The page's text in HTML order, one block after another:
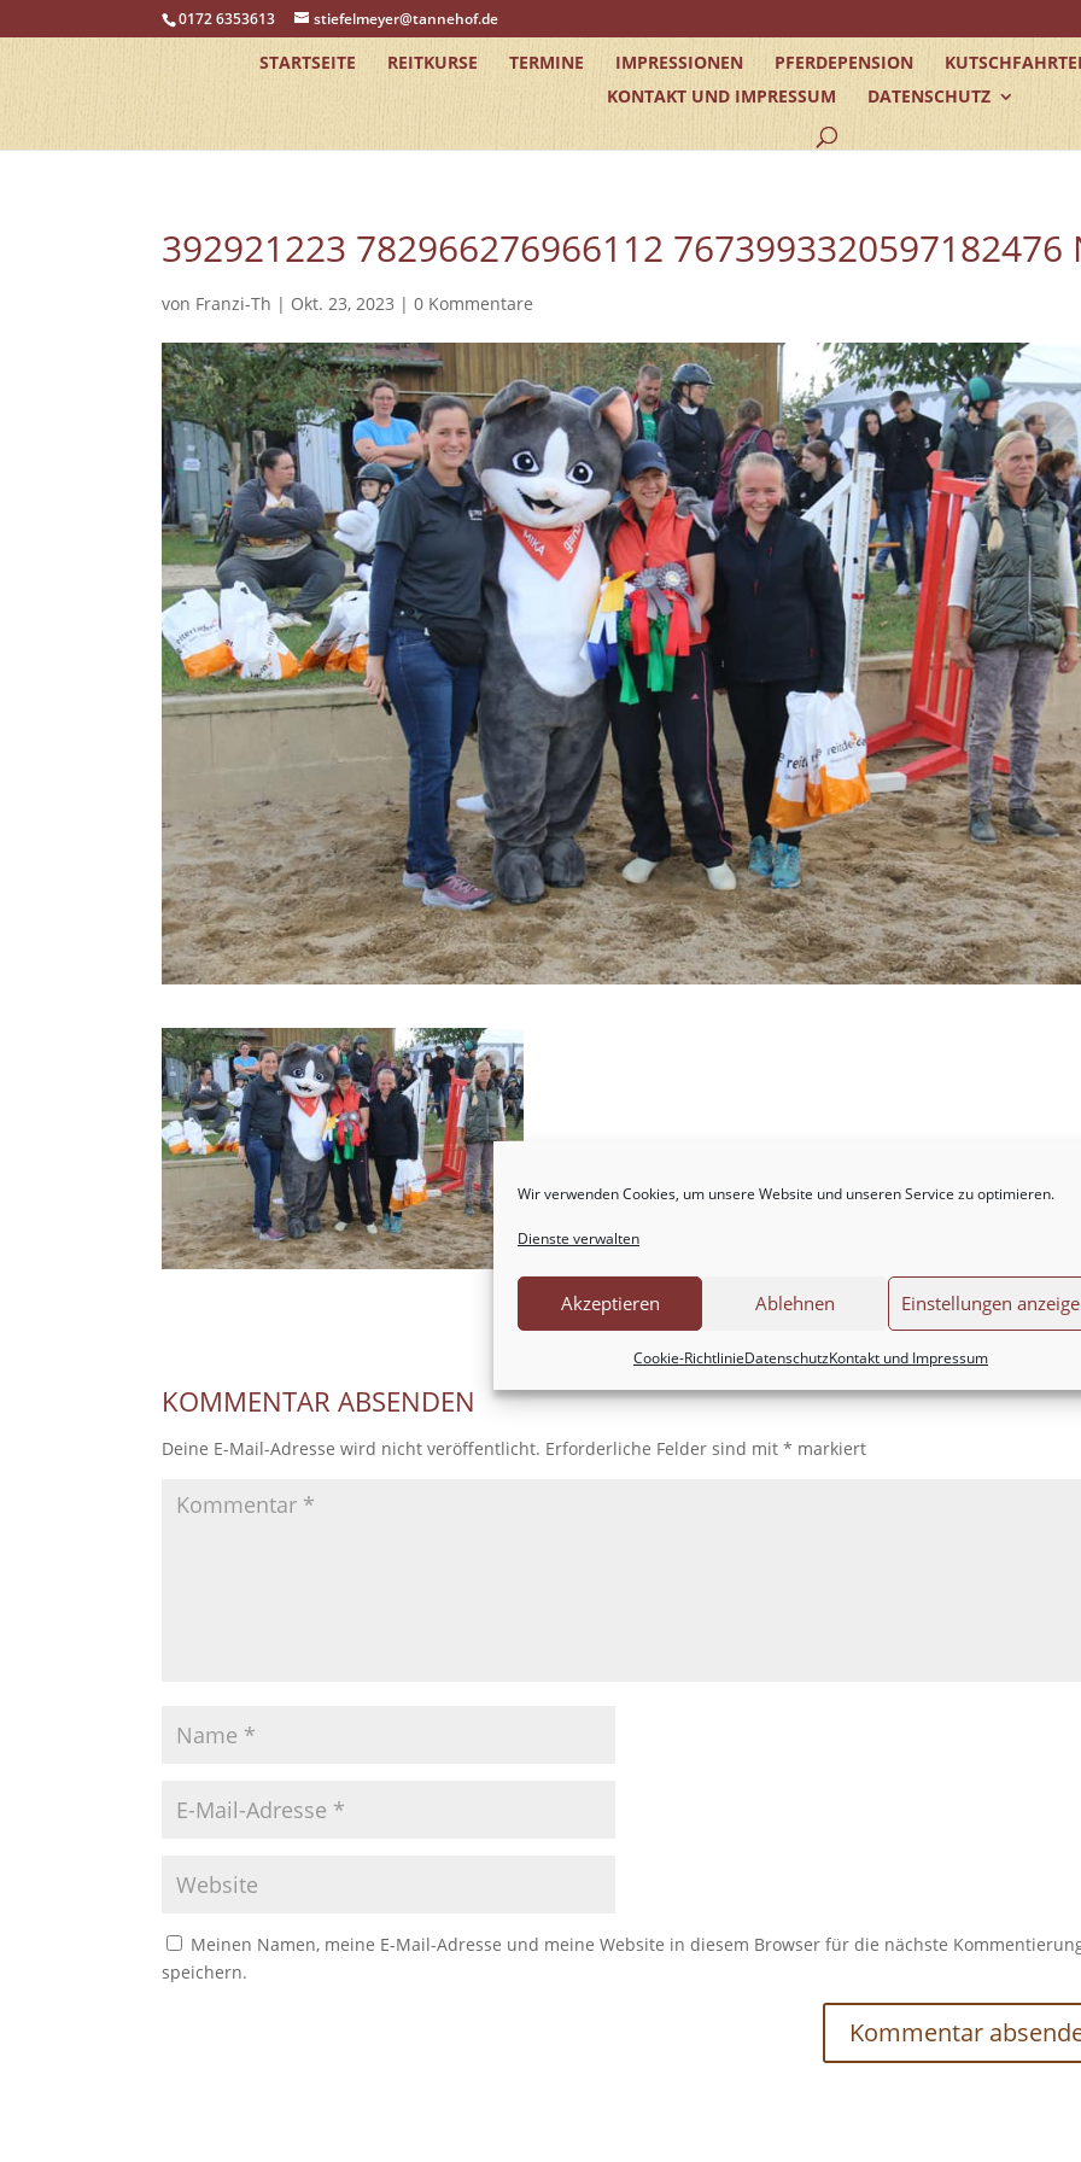
Wir verwenden Cookies, um unsere Website und unseren Service zu optimieren.
Dienste verwalten
Akzeptieren Ablehnen Einstellungen
Cookie-RichtlinieDatenschutzKontakt und Impressum
0172 6353613 stiefelmeyer@tannehof.de
STARTSEITE REITKURSE TERMINE IMPRESSIONEN PFERDEPENSION
KONTAKT UND IMPRESSUM
DATENSCHUTZ
392921223 782966276966112 7673993320597182476
von Franzi-Th | Okt. 23, 2023 |0 Kommentare
KOMMENTAR ABSENDEN
Deine E-Mail-Adresse wird nicht veröffentlicht. Erforderliche Felder sind mit* markiert
Meinen Namen, meine E-Mail-Adresse und meine Website in diesem Browser für die nächste
speichern.